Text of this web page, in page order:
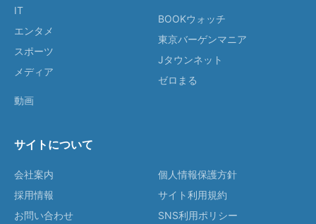
IT
エンタメ
スポーツ
メディア
動画
BOOKウォッチ
東京バーゲンマニア
Jタウンネット
ゼロまる
サイトについて
会社案内
採用情報
お問い合わせ
個人情報保護方針
サイト利用規約
SNS利用ポリシー